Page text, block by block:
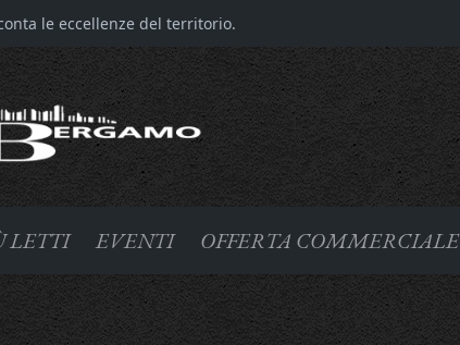
le eccellenze del territorio.
LETTI EVENTI OFFERTA COMMERCIALE